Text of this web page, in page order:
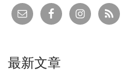
最新文章